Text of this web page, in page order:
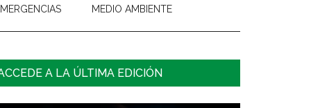
MEDIO AMBIENTE
A LA ÚLTIMA EDICIÓN